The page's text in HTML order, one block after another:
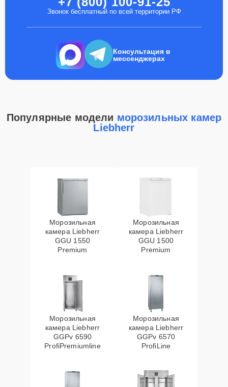
Звонок бесплатный по всей территории РФ
Консультация в
мессенджерах
Популярные модели морозильных камер
Liebherr
Морозильная
камера Liebherr
GGU 1550
Premium
Морозильная
камера Liebherr
GGU 1500
Premium
Морозильная
камера Liebherr
GGPv 6590
ProfiPremiumline
Морозильная
камера Liebherr
GGPv 6570
ProfiLine